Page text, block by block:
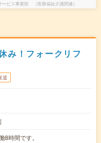
ビス事業部 （医療福祉介護関連）
み！フォークリフ
遣
時間です。